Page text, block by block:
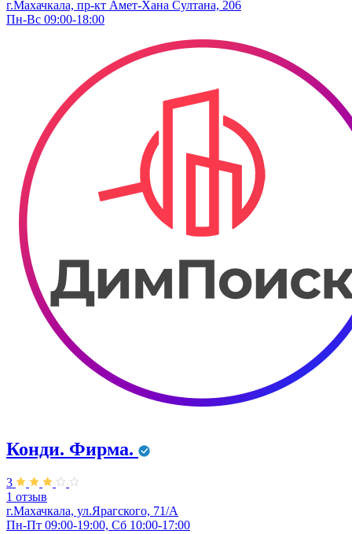
г.Махачкала, пр-кт Амет-Хана Султана, 206
Пн-Вс 09:00-18:00
Конди. ​Фирма.
3
1 отзыв
г.Махачкала, ул.Ярагского, 71/А
Пн-Пт 09:00-19:00, Сб 10:00-17:00